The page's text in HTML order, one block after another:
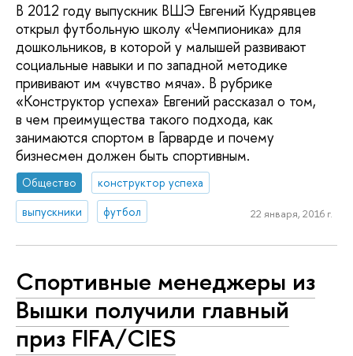
В 2012 году выпускник ВШЭ Евгений Кудрявцев
открыл футбольную школу «Чемпионика» для
дошкольников, в которой у малышей развивают
социальные навыки и по западной методике
прививают им «чувство мяча». В рубрике
«Конструктор успеха» Евгений рассказал о том,
в чем преимущества такого подхода, как
занимаются спортом в Гарварде и почему
бизнесмен должен быть спортивным.
Общество
конструктор успеха
выпускники
футбол 22 января, 2016 г.
Спортивные менеджеры из
Вышки получили главный
приз FIFA/CIES